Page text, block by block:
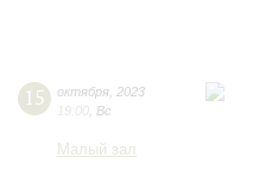
15 октября 2023
19:00 Вс
Малый зал